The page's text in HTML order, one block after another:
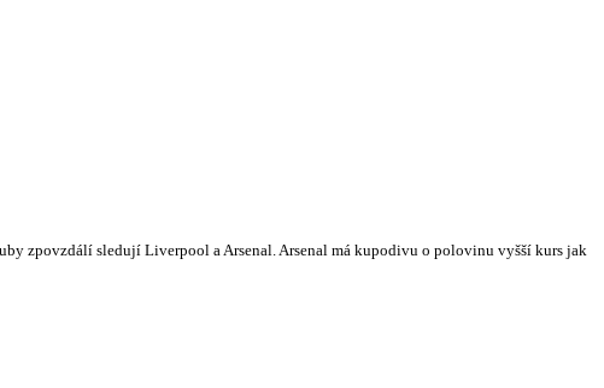
zpovzdálí sledují Liverpool a Arsenal. Arsenal má kupodivu o polovinu vyšší kurs jak